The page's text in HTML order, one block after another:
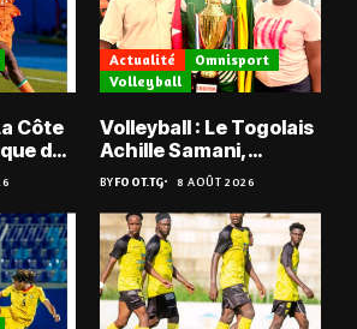
Côte
du
Actualité
Omnisport
Volleyball
Volleyball : Le Togolais
Achille Samani,
champion du Bénin !
BYFOOT.TG 8 AOÛT 2026